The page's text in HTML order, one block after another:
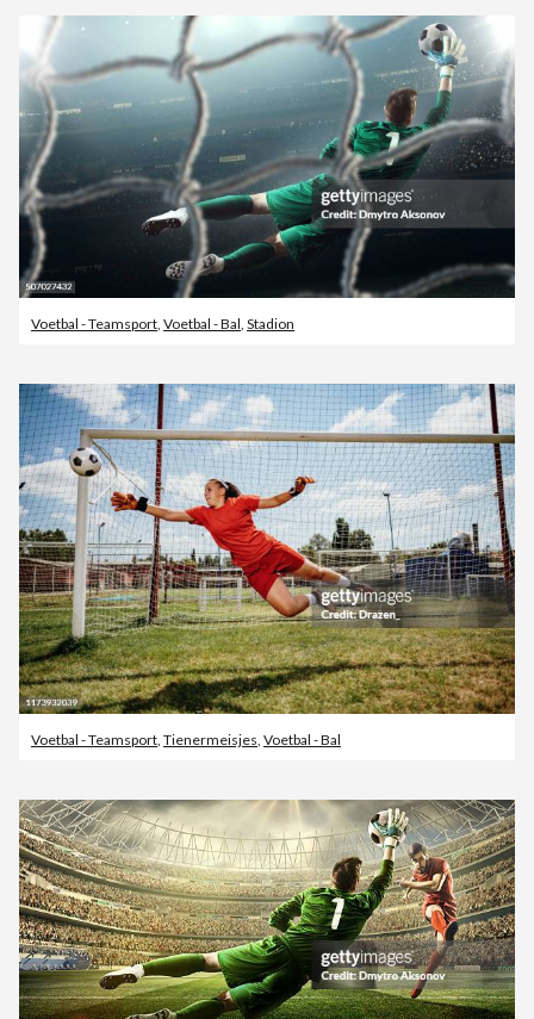
Voetbal - Teamsport Voetbal - Bal Stadion
Voetbal - Teamsport, Tienermeisjes, Voetbal - Bal